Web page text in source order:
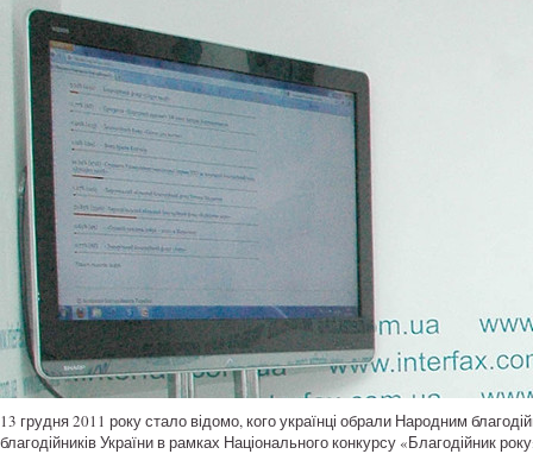
13 грудня 2011 року стало відомо, кого українці обрали Народним
благодійників України в рамках Національного конкурсу «Благодійник